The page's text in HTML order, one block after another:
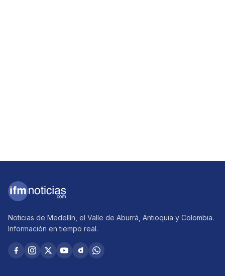
Noticias de Medellín, el Valle de Aburrá, Antioquia y Colombia.
Información en tiempo real.